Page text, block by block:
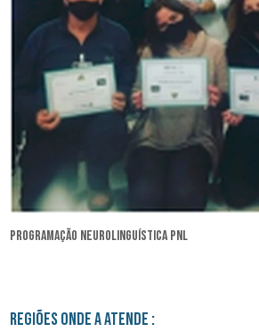
programação neurolinguística pnl
Regiões onde a atende :